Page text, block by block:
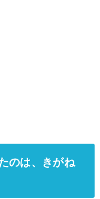
のは、きがね